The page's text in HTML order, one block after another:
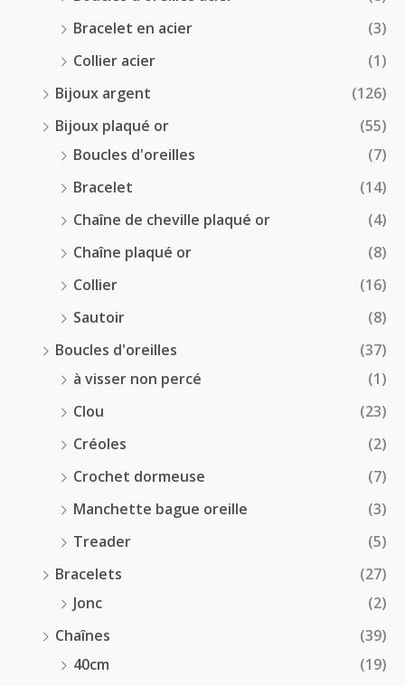
Bracelet en acier
(3)
Collier acier
(1)
Bijoux argent
(126)
Bijoux plaqué or
(55)
Boucles d'oreilles
(7)
Bracelet
(14)
Chaîne de cheville plaqué or
(4)
Chaîne plaqué or
(8)
Collier
(16)
Sautoir
(8)
Boucles d'oreilles
(37)
à visser non percé
(1)
Clou
(23)
Créoles
(2)
Crochet dormeuse
(7)
Manchette bague oreille
(3)
Treader
(5)
Bracelets
(27)
Jonc
(2)
Chaînes
(39)
40cm
(19)